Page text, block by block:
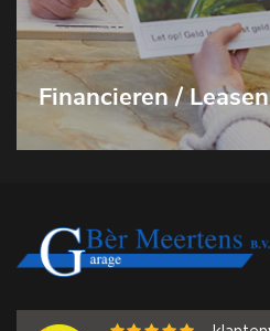
Financieren / Leasen